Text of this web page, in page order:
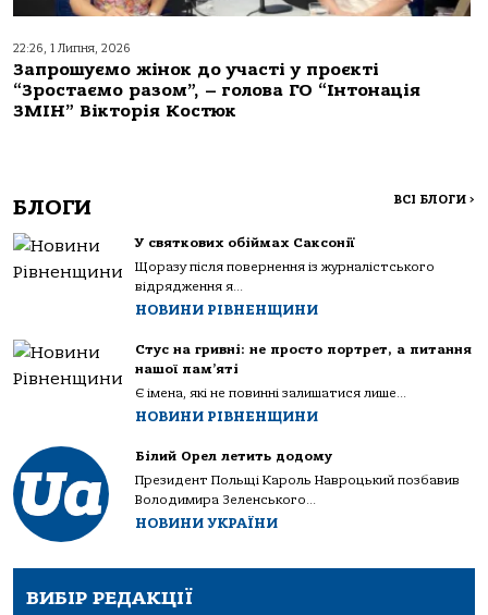
22:26, 1 Липня, 2026
Запрошуємо жінок до участі у проєкті
“Зростаємо разом”, – голова ГО “Інтонація
ЗМІН” Вікторія Костюк
БЛОГИ ВСІ БЛОГИ >
У святкових обіймах Саксонії
Щоразу після повернення із журналістського
відрядження я...
НОВИНИ РІВНЕНЩИНИ
Стус на гривні: не просто портрет, а питання
нашої пам’яті
Є імена, які не повинні залишатися лише...
НОВИНИ РІВНЕНЩИНИ
Білий Орел летить додому
Президент Польщі Кароль Навроцький позбавив
Володимира Зеленського...
НОВИНИ УКРАЇНИ
ВИБІР РЕДАКЦІЇ